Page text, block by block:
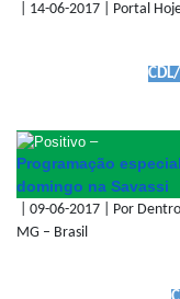
| 14-06-2017 | Portal
–
Programação
domingo na Savassi
| 09-06-2017 | Por
MG – Brasil